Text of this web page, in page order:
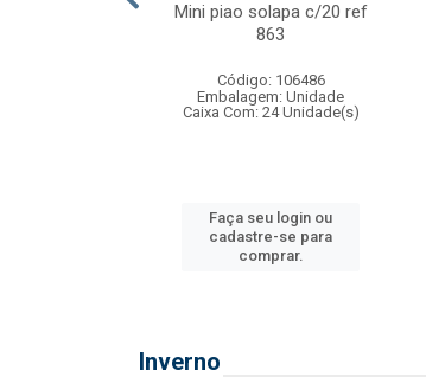
Mini piao solapa c/20 ref
863
Código: 106486
Embalagem: Unidade
Caixa Com: 24 Unidade(s)
Faça seu login ou
cadastre-se para
comprar.
Inverno